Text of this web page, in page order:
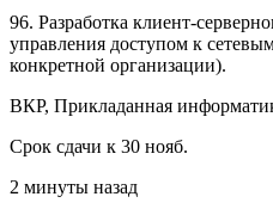
96. Разработка клиент-
управления доступом к
конкретной организации).
ВКР, Прикладанная
Срок сдачи к 30 нояб.
2 минуты назад